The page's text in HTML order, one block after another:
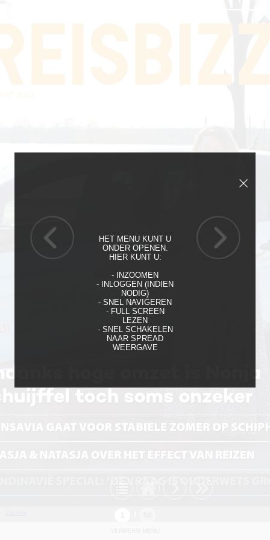
HET MENU KUNT U
ONDER OPENEN.
HIER KUNT U:
- INZOOMEN
- INLOGGEN (INDIEN
NODIG)
- SNEL NAVIGEREN
- FULL SCREEN
LEZEN
- SNEL SCHAKELEN
NAAR SPREAD
WEERGAVE